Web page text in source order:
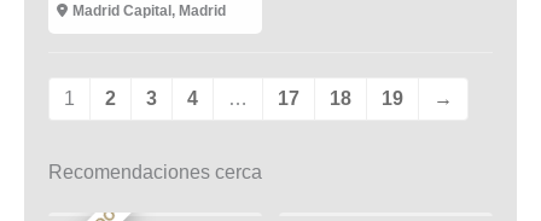
Madrid Capital, Madrid
1 2 3 4 … 17 18 19 →
Recomendaciones cerca